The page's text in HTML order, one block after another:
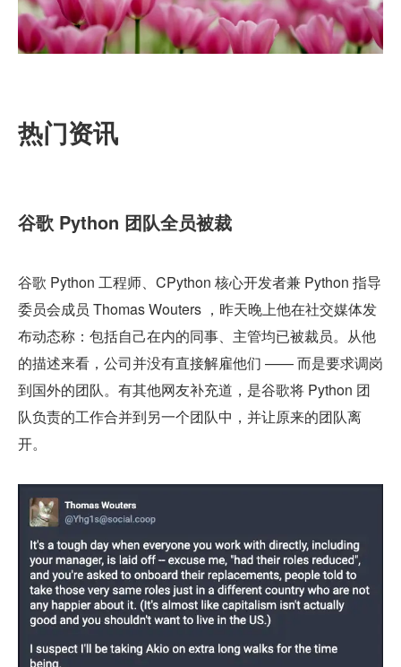
热门资讯
谷歌 Python 团队全员被裁
谷歌 Python 工程师、CPython 核心开发者兼 Python 指导
委员会成员 Thomas Wouters ，昨天晚上他在社交媒体发
布动态称：包括自己在内的同事、主管均已被裁员。从他
的描述来看，公司并没有直接解雇他们 —— 而是要求调岗
到国外的团队。有其他网友补充道，是谷歌将 Python 团
队负责的工作合并到另一个团队中，并让原来的团队离
开。